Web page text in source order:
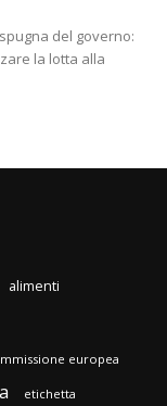
del governo:
la lotta alla
alimenti
europea
etichetta